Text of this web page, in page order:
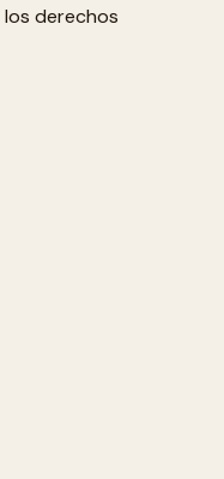
derechos